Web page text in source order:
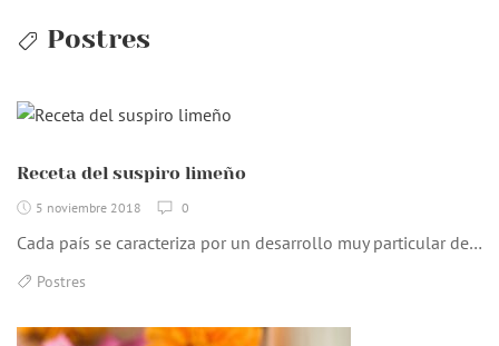
Postres
Receta del suspiro limeño
5 noviembre 2018 0
Cada país se caracteriza por un desarrollo muy particular de…
Postres